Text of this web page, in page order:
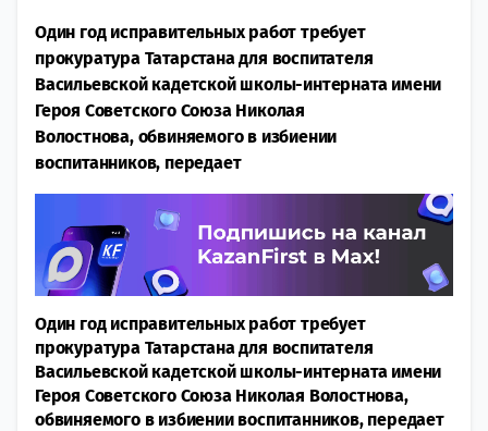
Один год исправительных работ требует
прокуратура Татарстана для воспитателя
Васильевской кадетской школы-интерната имени
Героя Советского Союза Николая
Волостнова, обвиняемого в избиении
воспитанников, передает
Один год исправительных работ требует
прокуратура Татарстана для воспитателя
Васильевской кадетской школы-интерната имени
Героя Советского Союза Николая Волостнова,
обвиняемого в избиении воспитанников, передает